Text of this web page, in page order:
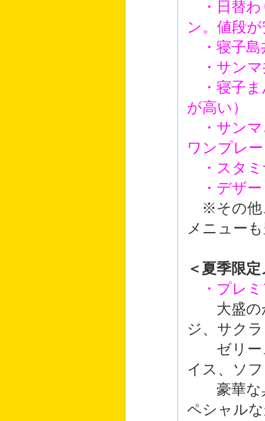
・日替
ン。値段
・寝子島
・サンマ
・寝子ま
が高い）
・サンマ
ワンプレ
・スタミ
・デザー
※その他
メニュー
＜夏季限
・プレ
大盛のか
ジ、サク
ゼリー、
イス、ソ
豪華な具
ペシャル